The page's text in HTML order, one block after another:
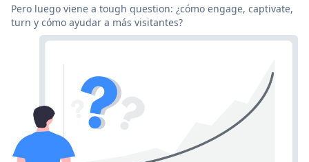
Pero luego viene a tough question: ¿cómo engage, captivate,
turn y cómo ayudar a más visitantes?